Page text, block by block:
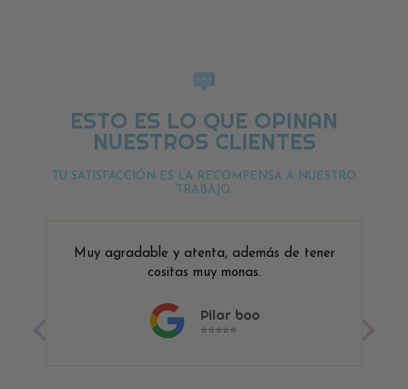
ESTO ES LO QUE OPINAN
NUESTROS CLIENTES
TU SATISFACCIÓN ES LA RECOMPENSA A NUESTRO
TRABAJO.
Muy agradable y atenta, además de tener
cositas muy monas.
Pilar boo
⭐⭐⭐⭐⭐